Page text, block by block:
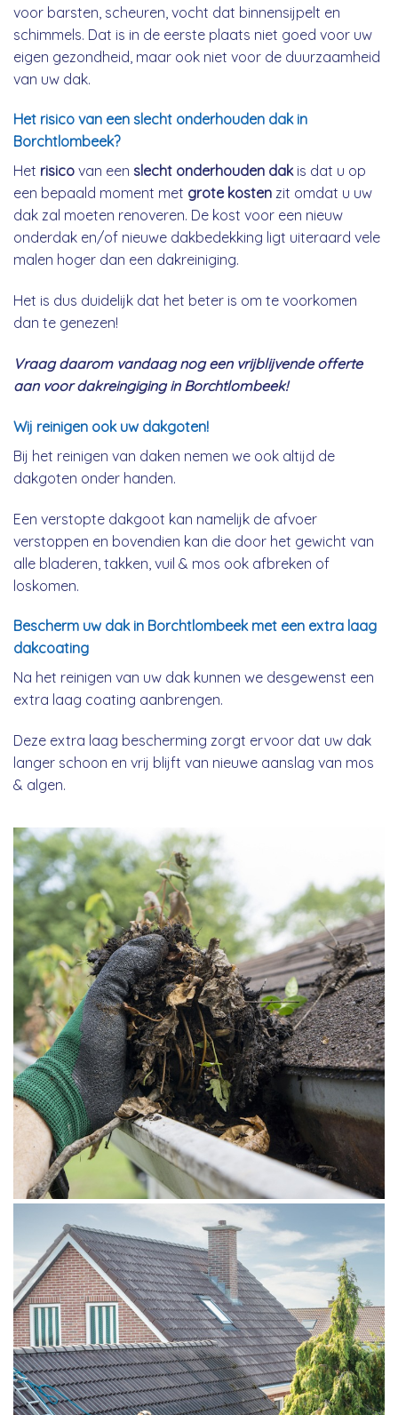
voor barsten, scheuren, vocht dat binnensijpelt en
schimmels. Dat is in de eerste plaats niet goed voor uw
eigen gezondheid, maar ook niet voor de duurzaamheid
van uw dak.
Het risico van een slecht onderhouden dak in
Borchtlombeek?
Het risico van een slecht onderhouden dakis dat u op
een bepaald moment met grote kosten zit omdat u uw
dak zal moeten renoveren. De kost voor een nieuw
onderdak en/of nieuwe dakbedekking ligt uiteraard vele
malen hoger dan een dakreiniging.
Het is dus duidelijk dat het beter is om te voorkomen
dan te genezen!
Vraag daarom vandaag nog een vrijblijvende offerte
aan voor dakreingiging in Borchtlombeek!
Wij reinigen ook uw dakgoten!
Bij het reinigen van daken nemen we ook altijd de
dakgoten onder handen.
Een verstopte dakgoot kan namelijk de afvoer
verstoppen en bovendien kan die door het gewicht van
alle bladeren, takken, vuil & mos ook afbreken of
loskomen.
Bescherm uw dak in Borchtlombeek met een extra laag
dakcoating
Na het reinigen van uw dak kunnen we desgewenst een
extra laag coating aanbrengen.
Deze extra laag bescherming zorgt ervoor dat uw dak
langer schoon en vrij blijft van nieuwe aanslag van mos
& algen.